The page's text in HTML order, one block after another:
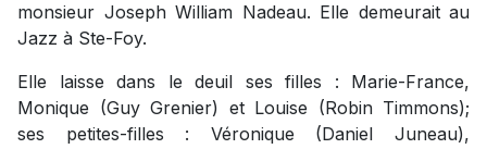
monsieur Joseph William Nadeau. Elle demeurait au
Jazz à Ste-Foy.
Elle laisse dans le deuil ses filles : Marie-France,
Monique (Guy Grenier) et Louise (Robin Timmons);
ses petites-filles : Véronique (Daniel Juneau),